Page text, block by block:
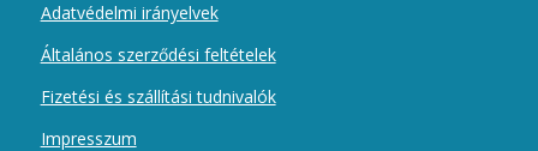
Adatvédelmi irányelvek
Általános szerződési feltételek
Fizetési és szállítási tudnivalók
Impresszum